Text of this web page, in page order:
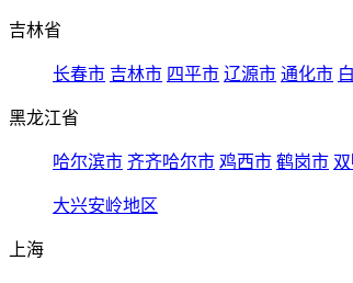
吉林省
长春市 吉林市 四平市 辽源市 通化市
黑龙江省
哈尔滨市 齐齐哈尔市 鸡西市 鹤岗市
大兴安岭地区
上海